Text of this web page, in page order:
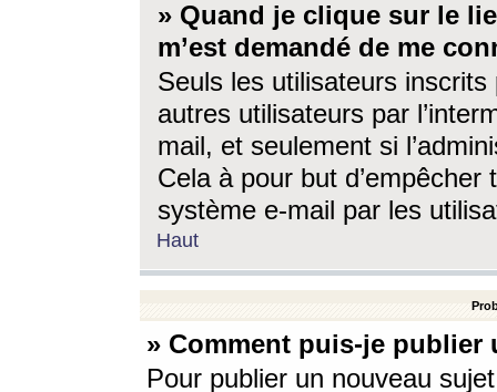
» Quand je clique sur le
m’est demandé de me
Seuls les utilisateurs
autres utilisateurs par
mail, et seulement si
Cela à pour but
système e-mail par les
Haut
» Comment puis-je
Pour publier un nouveau